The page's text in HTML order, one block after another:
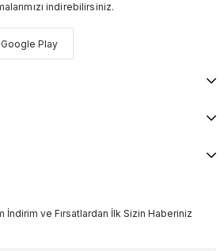
indirebilirsiniz.
Google Play
İndirim ve Fırsatlardan İlk Sizin Haberiniz